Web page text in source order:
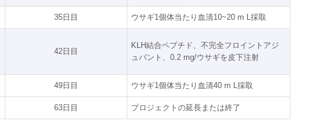
35日目 ウサギ1個体当たり血清10~20 m L採取
42日目
KLH結合ペプチド、不完全フロイントアジ
ュバント、0.2 mg/ウサギを皮下注射
49日目 ウサギ1個体当たり血清40 m L採取
63日目 プロジェクトの延長または終了